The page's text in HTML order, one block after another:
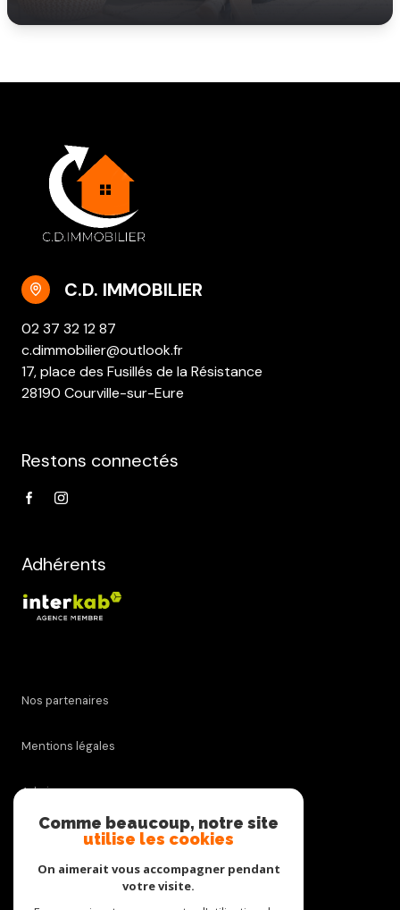
C.D. IMMOBILIER
02 37 32 12 87
c.dimmobilier@outlook.fr
17, place des Fusillés de la Résistance
28190 Courville-sur-Eure
Restons connectés
Adhérents
Nos partenaires
Mentions légales
Admin
Nos honoraires
Comme beaucoup, notre site
utilise les cookies
On aimerait vous accompagner pendant
votre visite.